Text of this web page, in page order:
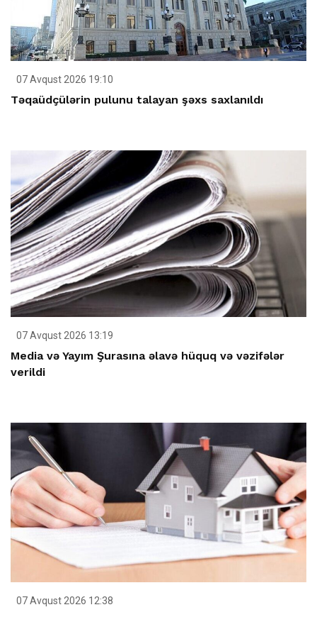
07 Avqust 2026 19:10
Təqaüdçülərin pulunu talayan şəxs saxlanıldı
07 Avqust 2026 13:19
Media və Yayım Şurasına əlavə hüquq və vəzifələr
verildi
07 Avqust 2026 12:38